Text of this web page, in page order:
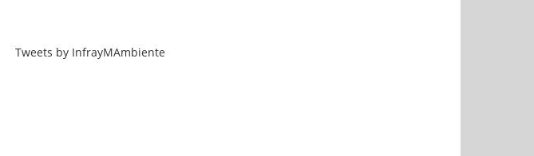
Tweets by InfrayMAmbiente